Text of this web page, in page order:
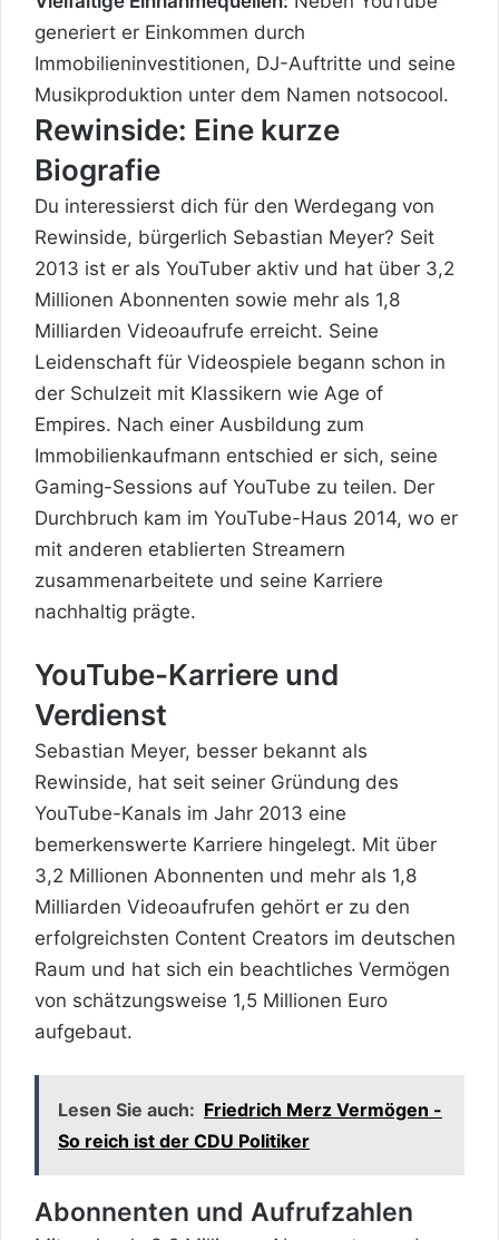
generiert er Einkommen durch
Immobilieninvestitionen, DJ-Auftritte und seine
Musikproduktion unter dem Namen notsocool.
Rewinside: Eine kurze
Biografie
Du interessierst dich für den Werdegang von
Rewinside, bürgerlich Sebastian Meyer? Seit
2013 ist er als YouTuber aktiv und hat über 3,2
Millionen Abonnenten sowie mehr als 1,8
Milliarden Videoaufrufe erreicht. Seine
Leidenschaft für Videospiele begann schon in
der Schulzeit mit Klassikern wie Age of
Empires. Nach einer Ausbildung zum
Immobilienkaufmann entschied er sich, seine
Gaming-Sessions auf YouTube zu teilen. Der
Durchbruch kam im YouTube-Haus 2014, wo er
mit anderen etablierten Streamern
zusammenarbeitete und seine Karriere
nachhaltig prägte.
YouTube-Karriere und
Verdienst
Sebastian Meyer, besser bekannt als
Rewinside, hat seit seiner Gründung des
YouTube-Kanals im Jahr 2013 eine
bemerkenswerte Karriere hingelegt. Mit über
3,2 Millionen Abonnenten und mehr als 1,8
Milliarden Videoaufrufen gehört er zu den
erfolgreichsten Content Creators im deutschen
Raum und hat sich ein beachtliches Vermögen
von schätzungsweise 1,5 Millionen Euro
aufgebaut.
Lesen Sie auch: Friedrich Merz Vermögen -
So reich ist der CDU Politiker
Abonnenten und Aufrufzahlen